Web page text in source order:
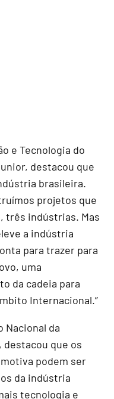
e Tecnologia do
destacou que
brasileira.
projetos que
três indústrias. Mas
a indústria
para trazer para
uma
da cadeia para
Internacional.”
Nacional da
destacou que os
podem ser
da indústria
tecnologia e